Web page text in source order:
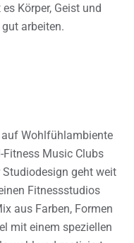
Körper, Geist und
arbeiten.
auf Wohlfühlambiente
Fitness Music Clubs
Studiodesign geht weit
Fitnessstudios
aus Farben, Formen
mit einem speziellen